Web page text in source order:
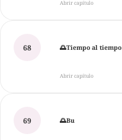
Abrir capítulo
68 🌅Tiempo al tiempo
Abrir capítulo
69 🌅Bu